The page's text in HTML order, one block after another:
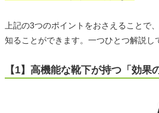
上記の3つのポイントをおさえることで
知ることができます。一つひとつ解説し
【1】高機能な靴下が持つ「効果